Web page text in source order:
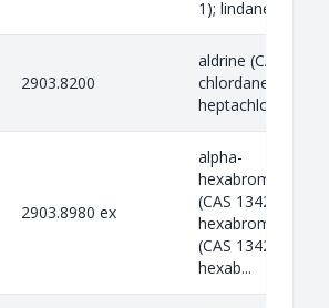
1); lindane (CAS
2903.8200
aldrine (CAS 309-
chlordane (CAS
heptachlore (CAS
2903.8980 ex
alpha-
(CAS 134237-50-
(CAS 134237-51-
hexab...